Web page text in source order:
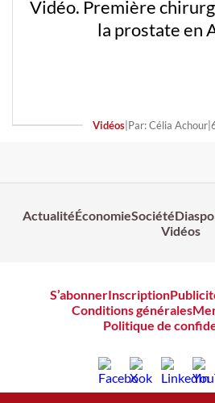
Vidéo. Première
la prostate en
Vidéos| Par: Célia Achour|
ActualitéÉconomieSociété
Vidéos
S’abonnerInscription
Conditions générales
Politique de